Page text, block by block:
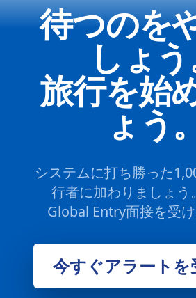
待つのを
しょう
旅行を始
ょう。
システムに打ち勝った
行者に加わりましょう
Global Entry面接を受け
今すぐアラートを